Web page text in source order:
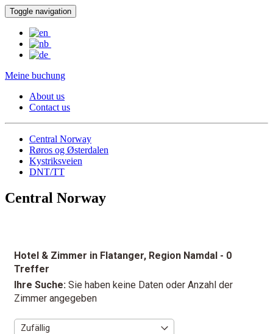
Toggle navigation
Meine buchung
About us
Contact us
Central Norway
Røros og Østerdalen
Kystriksveien
DNT/TT
Central Norway
Hotel & Zimmer in Flatanger, Region Namdal - 0
Treffer
Ihre Suche: Sie haben keine Daten oder Anzahl der
Zimmer angegeben